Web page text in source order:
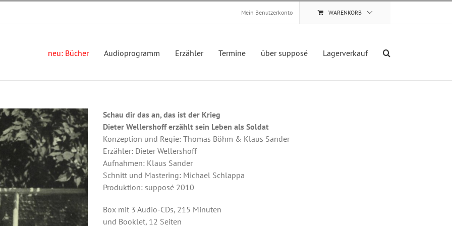
Mein Benutzerkonto WARENKORB
neu: Bücher Audioprogramm Erzähler Termine über supposé Lagerverkauf
Schau dir das an, das ist der Krieg
Dieter Wellershoff erzählt sein Leben als Soldat
Konzeption und Regie: Thomas Böhm & Klaus Sander
Erzähler: Dieter Wellershoff
Aufnahmen: Klaus Sander
Schnitt und Mastering: Michael Schlappa
Produktion: supposé 2010
Box mit 3 Audio-CDs, 215 Minuten
und Booklet, 12 Seiten